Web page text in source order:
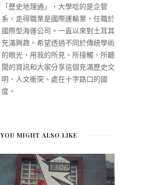
「歷史地理通」，大學唸的是企管
系，走得職業是國際運輸業，任職於
國際型海運公司。一直以來對土耳其
充滿興趣。希望透過不同於傳統學術
的眼光，用我的所見、所接觸、所聽
聞的資訊和大家分享這個充滿歷史文
明、人文衝突、處在十字路口的國
度。
YOU MIGHT ALSO LIKE